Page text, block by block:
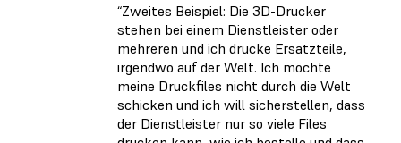
“Zweites Beispiel: Die 3D-Drucker
stehen bei einem Dienstleister oder
mehreren und ich drucke Ersatzteile,
irgendwo auf der Welt. Ich möchte
meine Druckfiles nicht durch die Welt
schicken und ich will sicherstellen, dass
der Dienstleister nur so viele Files